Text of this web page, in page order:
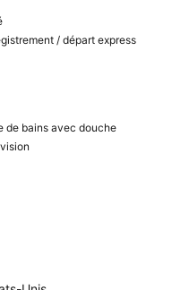
/ départ express
de bains avec douche